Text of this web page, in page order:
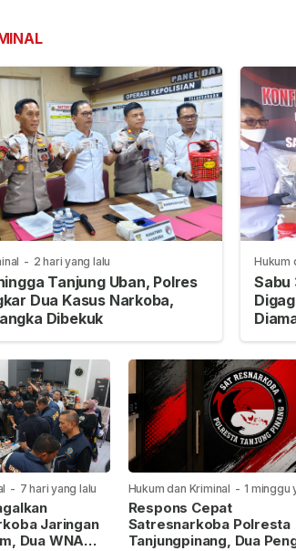
- 2 hari yang lalu
Tanjung Uban, Polres
Dua Kasus Narkoba,
Dibekuk
Hukum
Sabu
- 7 hari yang lalu
Jaringan
Dua WNA
Hukum dan Kriminal - 1 minggu
lalu
Respons Cepat
Satresnarkoba Polresta
Tanjungpinang, Dua